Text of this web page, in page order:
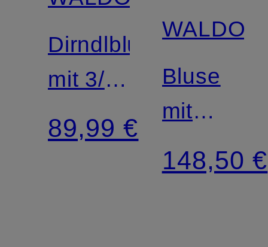
Dirndlbluse
mit 3/4-
Arm
89,99 €
Bluse
mit
Rüschen
148,50 €